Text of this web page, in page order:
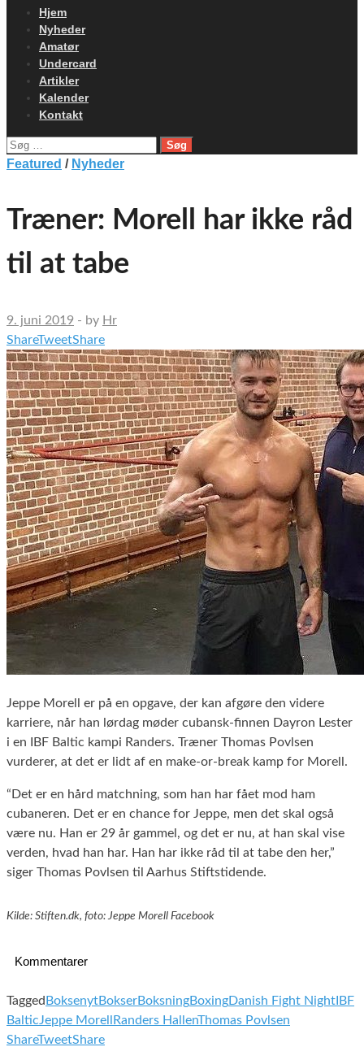
Hjem
Nyheder
Amatør
Undercard
Artikler
Kalender
Kontakt
Søg
efter:
Featured / Nyheder
Træner: Morell har ikke råd
til at tabe
9. juni 2019 - by Hr
ShareTweetShare
Jeppe Morell er på en opgave, der kan afgøre den videre
karriere, når han lørdag møder cubansk-finnen Dayron Lester
i en IBF Baltic kampi Randers. Træner Thomas Povlsen
vurderer, at det er lidt af en make-or-break kamp for Morell.
“Det er en hård matchning, som han har fået mod ham
cubaneren. Det er en chance for Jeppe, men det skal også
være nu. Han er 29 år gammel, og det er nu, at han skal vise
verden, hvad han har. Han har ikke råd til at tabe den her,”
siger Thomas Povlsen til Aarhus Stiftstidende.
Kilde: Stiften.dk, foto: Jeppe Morell Facebook
Kommentarer
Tagged BoksenytBokserBoksningBoxingDanish Fight Night IBF
BalticJeppe Morell Randers HallenThomas Povlsen
ShareTweetShare